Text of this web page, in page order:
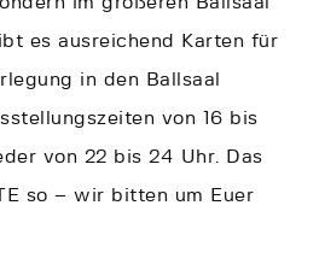
es ausreichend Karten für
in den Ballsaal
von 16 bis
von 22 bis 24 Uhr. Das
so – wir bitten um Euer